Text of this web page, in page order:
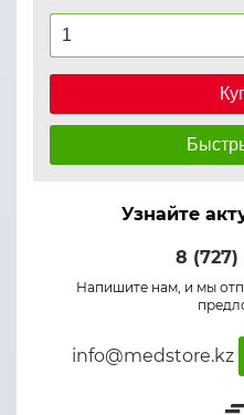
Узнайте
8 (727)
Напишите нам, и мы
info@medstore.kz